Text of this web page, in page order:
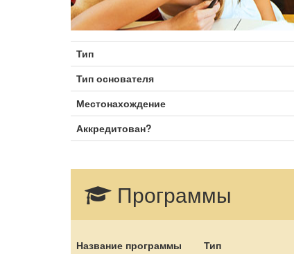
Тип
Тип основателя
Местонахождение
Аккредитован?
Программы
Название программы Тип